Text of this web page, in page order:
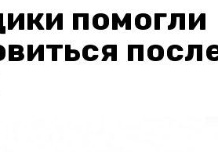
помогли